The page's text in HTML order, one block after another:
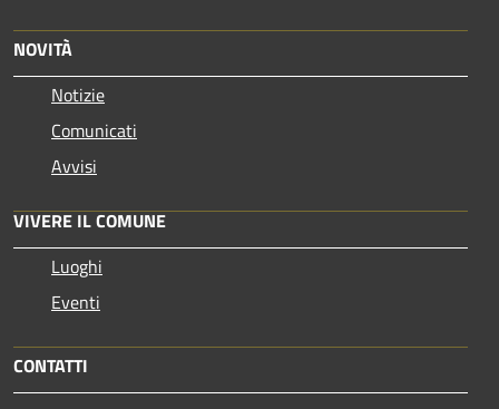
NOVITÀ
Notizie
Comunicati
Avvisi
VIVERE IL COMUNE
Luoghi
Eventi
CONTATTI